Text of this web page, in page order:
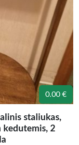
0.00 €
staliukas,
kedutemis, 2